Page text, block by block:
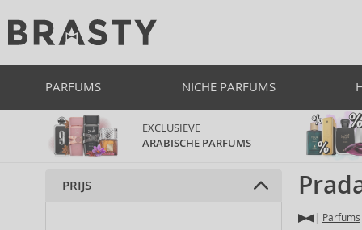
PARFUMS NICHE PARFUMS
EXCLUSIEVE
ARABISCHE PARFUMS
Parfums
PRIJS